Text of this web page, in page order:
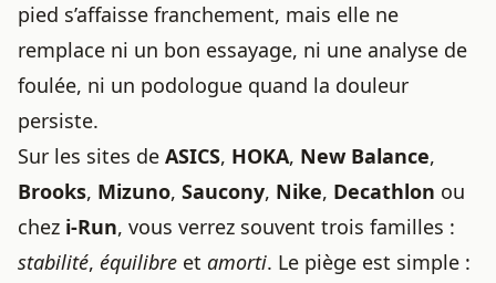
pied s’affaisse franchement, mais elle ne
remplace ni un bon essayage, ni une analyse de
foulée, ni un podologue quand la douleur
persiste.
Sur les sites de ASICS, HOKA, New Balance,
Brooks, Mizuno, Saucony, Nike, Decathlon ou
chez i-Run, vous verrez souvent trois familles :
stabilité, équilibre et amorti. Le piège est simple :